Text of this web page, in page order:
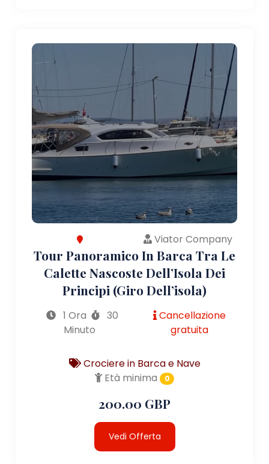
Viator Company
Tour Panoramico In Barca Tra Le
Calette Nascoste Dell’Isola Dei
Principi (giro Dell’isola)
1 Ora
30
Minuto
Cancellazione
gratuita
Crociere in Barca e Nave
Età minima
0
200.00 GBP
Vedi Offerta